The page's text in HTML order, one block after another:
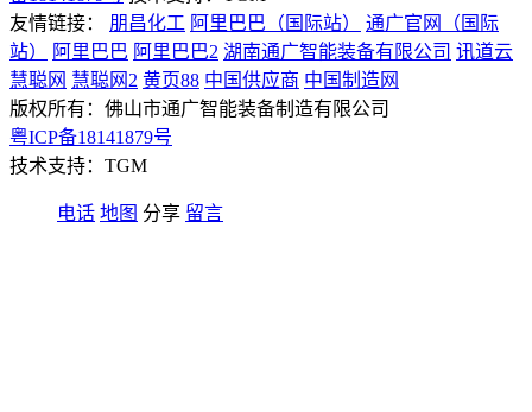
友情链接：
朋昌化工 阿里巴巴（国际站）
通广官网（国际
站）
阿里巴巴 阿里巴巴2 湖南通广智能装备有限公司 讯道云
慧聪网 慧聪网2 黄页88 中国供应商 中国制造网
版权所有：佛山市通广智能装备制造有限公司
粤ICP备18141879号
技术支持：TGM
电话 地图 分享 留言